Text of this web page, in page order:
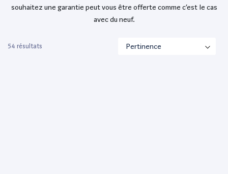
souhaitez une garantie peut vous être offerte comme c’est le cas
avec du neuf.
54 résultats